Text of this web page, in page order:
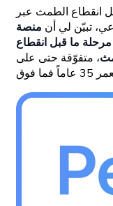
انقطاع الطمث عبر
تبيّن لي أن منصة TikTok
ما قبل انقطاع
، متفوّقة حتى على Instagram، المنصة الرقمية